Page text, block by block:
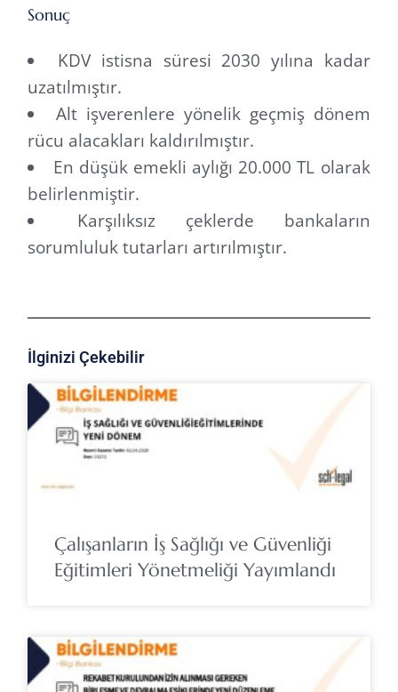
Sonuç
KDV istisna süresi 2030 yılına kadar
uzatılmıştır.
Alt işverenlere yönelik geçmiş dönem
rücu alacakları kaldırılmıştır.
En düşük emekli aylığı 20.000 TL olarak
belirlenmiştir.
Karşılıksız çeklerde bankaların
sorumluluk tutarları artırılmıştır.
İlginizi Çekebilir
Çalışanların İş Sağlığı ve Güvenliği
Eğitimleri Yönetmeliği Yayımlandı